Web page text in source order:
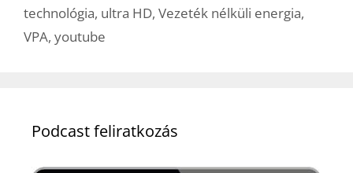
technológia, ultra HD, Vezeték nélküli energia,
VPA, youtube
Podcast feliratkozás